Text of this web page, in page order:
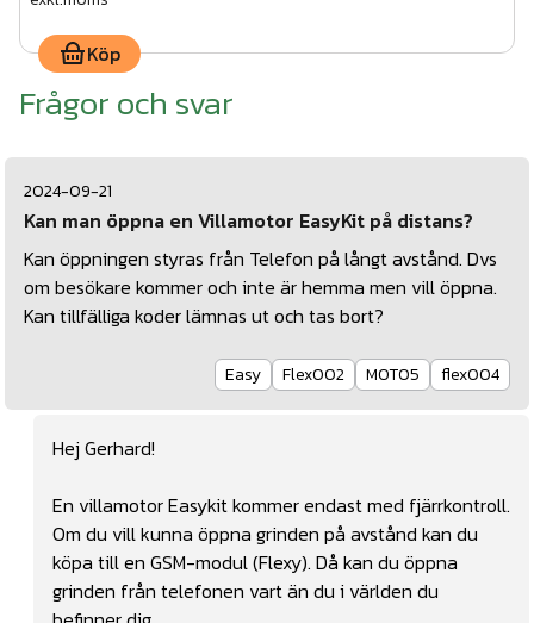
Köp
Frågor och svar
2024-09-21
Kan man öppna en Villamotor EasyKit på distans?
Kan öppningen styras från Telefon på långt avstånd. Dvs
om besökare kommer och inte är hemma men vill öppna.
Kan tillfälliga koder lämnas ut och tas bort?
Easy Flex002 MOT05 flex004
Hej Gerhard!
En villamotor Easykit kommer endast med fjärrkontroll.
Om du vill kunna öppna grinden på avstånd kan du
köpa till en GSM-modul (Flexy). Då kan du öppna
grinden från telefonen vart än du i världen du